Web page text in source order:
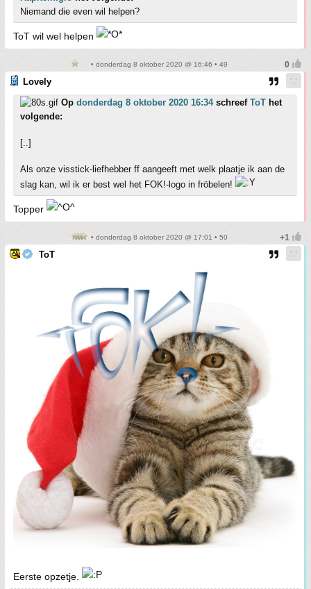
Niemand die even wil helpen?
ToT wil wel helpen
• donderdag 8 oktober 2020 @ 16:46 • 49
Lovely
Op donderdag 8 oktober 2020 16:34schreef ToT het
volgende:
[..]
Als onze visstick-liefhebber ff aangeeft met welk plaatje ik aan de
slag kan, wil ik er best wel het FOK!-logo in fröbelen!
Topper
• donderdag 8 oktober 2020 @ 17:01 • 50
ToT
Eerste opzetje.